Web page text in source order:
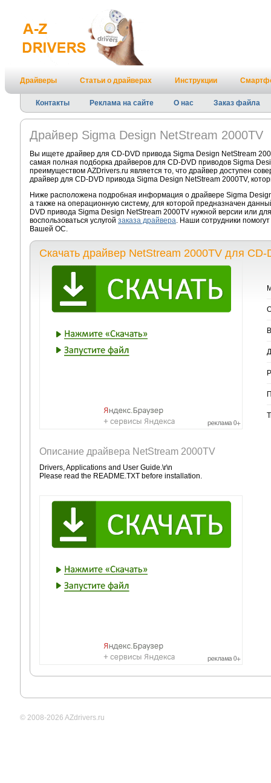
Драйверы Статьи о драйверах Инструкции
Контакты Реклама на сайте О нас Заказ файла
Драйвер Sigma Design NetStream 2000TV
Вы ищете драйвер для CD-DVD привода Sigma Design NetStream
самая полная подборка драйверов для CD-DVD приводов Sigma
преимуществом AZDrivers.ru является то, что драйвер доступен
драйвер для CD-DVD привода Sigma Design NetStream 2000TV,
Ниже расположена подробная информация о драйвере Sigma
а также на операционную систему, для которой предназначен
DVD привода Sigma Design NetStream 2000TV нужной версии или
воспользоваться услугой заказа драйвера. Наши сотрудники
Вашей ОС.
Скачать драйвер NetStream 2000TV для
Описание драйвера NetStream 2000TV
Drivers, Applications and User Guide.\r\n
Please read the README.TXT before installation.
© 2008-2026 AZdrivers.ru